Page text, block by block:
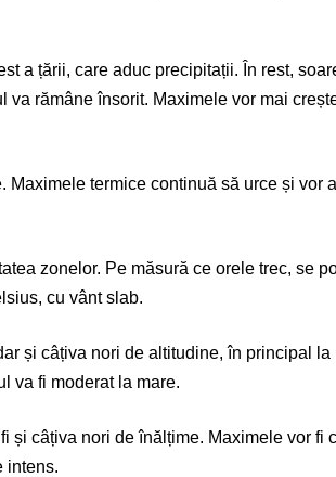
a țării, care aduc precipitații. În rest,
rămâne însorit. Maximele vor mai
termice continuă să urce și vor
zonelor. Pe măsură ce orele trec, se
cu vânt slab.
și câțiva nori de altitudine, în principal
va fi moderat la mare.
și câțiva nori de înălțime. Maximele vor
intens.